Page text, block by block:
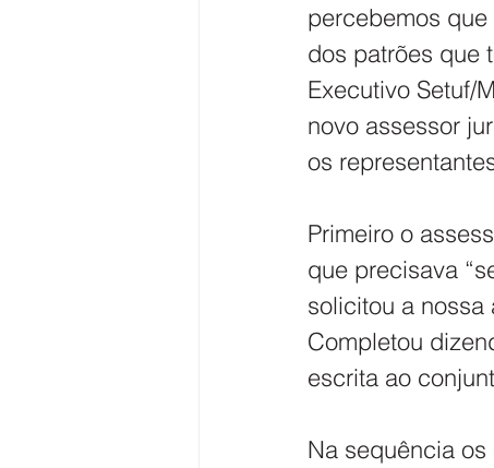
percebemos
dos patrões que
Executivo Setuf/
novo assessor
os
Primeiro o
que precisava
solicitou a nossa
Completou
escrita ao
Na sequência